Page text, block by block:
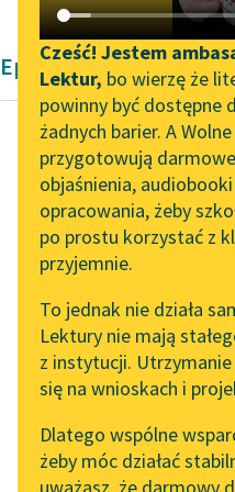
Katalog DAISY
Podkasty o książkach
Aktualności
„Prokurator Alicja Horn”
do słuchania
Byliśmy częścią AI Impact
Lab
online z tłumaczkami
literatury skandynawskiej
Spotkanie z Katarzyną
Tunkiel w Oslo
102. lata temu zmarł
Joseph Conrad
Cześć! Jestem
Lektur, bo wierzę że
powinny być dostępne
żadnych barier. A
przygotowują
objaśnienia,
opracowania, żeby
po prostu korzystać z
przyjemnie.
To jednak nie działa
Lektury nie mają
z instytucji.
się na wnioskach i
Dlatego wspólne
żeby móc działać
Epika Bolesław Prus